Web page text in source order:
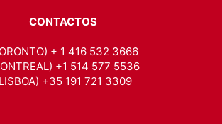
CONTACTOS
+ 1 416 532 3666
+1 514 577 5536
+35 191 721 3309